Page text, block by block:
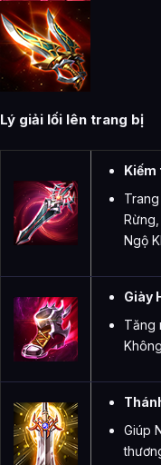
Lý giải lối lên trang bị
Kiếm
Ngộ
Giày
Tăng
Giúp